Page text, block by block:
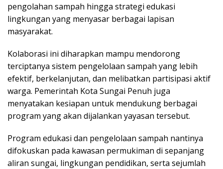
pengolahan sampah hingga strategi edukasi
lingkungan yang menyasar berbagai lapisan
masyarakat.
Kolaborasi ini diharapkan mampu mendorong
terciptanya sistem pengelolaan sampah yang lebih
efektif, berkelanjutan, dan melibatkan partisipasi aktif
warga. Pemerintah Kota Sungai Penuh juga
menyatakan kesiapan untuk mendukung berbagai
program yang akan dijalankan yayasan tersebut.
Program edukasi dan pengelolaan sampah nantinya
difokuskan pada kawasan permukiman di sepanjang
aliran sungai, lingkungan pendidikan, serta sejumlah